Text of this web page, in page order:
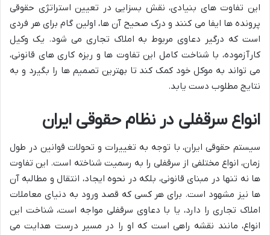
این تفاوت های بنیادی، نقش بسزایی در تعیین استراتژی حقوقی
پرونده ها ایفا می کنند و درک صحیح آن ها، اولین گام برای هر فردی
است که درگیر دعاوی مربوط به املاک تجاری می شود. یک وکیل
کارآزموده، با شناخت کامل این تفاوت ها و ریزه کاری های قانونی،
می تواند به موکل خود کمک کند تا بهترین تصمیم ها را بگیرد و به
نتایج مطلوب دست یابد.
انواع سرقفلی در نظام حقوقی ایران
سیستم حقوقی ایران، با توجه به تغییرات و تحولات قوانین در طول
زمان، انواع مختلفی از سرقفلی را به رسمیت شناخته است. این تفاوت
ها نه تنها در مبنای قانونی، بلکه در نحوه ایجاد، انتقال و مطالبه آن
ها نیز مشهود است. برای هر کسی که قصد ورود به دنیای معاملات
املاک تجاری را دارد، یا با دعاوی سرقفلی مواجه است، شناخت این
انواع، مانند نقشه راهی است که او را در مسیر درست هدایت می